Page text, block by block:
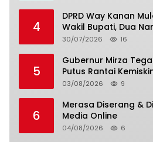
4
DPRD Way Kanan
Wakil Bupati, Dua
30/07/2026 16
5
Gubernur Mirza
Putus Rantai
03/08/2026 9
6
Merasa Diserang &
Media Online
04/08/2026 6